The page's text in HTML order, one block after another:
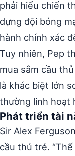
phải hiểu chiến
dựng đội bóng
hành chính xác
Tuy nhiên, Pep
mua sắm cầu
là khác biệt lớn
thường linh hoạt
Phát triển tài
Sir Alex
cầu thủ trẻ.